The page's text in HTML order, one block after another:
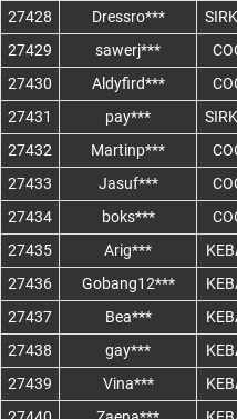
27428
Dressro***
27429
sawerj***
27430
Aldyfird***
27431
pay***
27432
Martinp***
27433
Jasuf***
27434
boks***
27435
Arig***
27436
Gobang12***
27437
Bea***
27438
gay***
27439
Vina***